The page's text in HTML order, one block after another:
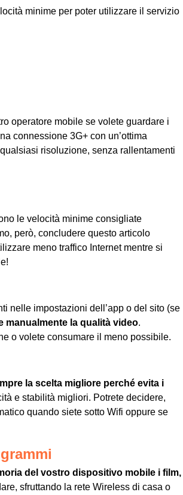
minime per poter utilizzare il servizio
operatore mobile se volete guardare i
connessione 3G+ con un’ottima
risoluzione, senza rallentamenti
le velocità minime consigliate
però, concludere questo articolo
meno traffico Internet mentre si
nelle impostazioni dell’app o del sito (se
manualmente la qualità video.
o volete consumare il meno possibile.
la scelta migliore perché evita i
e stabilità migliori. Potrete decidere,
quando siete sotto Wifi oppure se
del vostro dispositivo mobile i film,
sfruttando la rete Wireless di casa o